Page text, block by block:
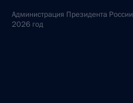
Администрация Президента России
2026 год